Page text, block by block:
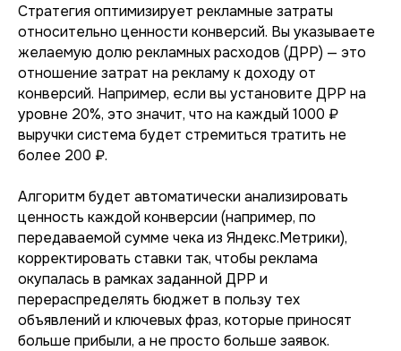
Стратегия оптимизирует рекламные затраты
относительно ценности конверсий. Вы указываете
желаемую долю рекламных расходов (ДРР) — это
отношение затрат на рекламу к доходу от
конверсий. Например, если вы установите ДРР на
уровне 20%, это значит, что на каждый 1000 ₽
выручки система будет стремиться тратить не
более 200 ₽.
Алгоритм будет автоматически анализировать
ценность каждой конверсии (например, по
передаваемой сумме чека из Яндекс.Метрики),
корректировать ставки так, чтобы реклама
окупалась в рамках заданной ДРР и
перераспределять бюджет в пользу тех
объявлений и ключевых фраз, которые приносят
больше прибыли, а не просто больше заявок.